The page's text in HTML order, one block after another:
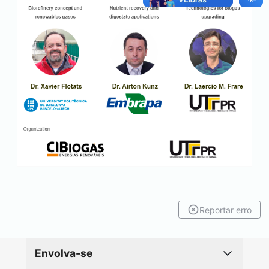
Reportar erro
Envolva-se